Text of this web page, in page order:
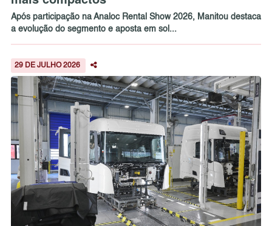
Após participação na Analoc Rental Show 2026, Manitou destaca
a evolução do segmento e aposta em sol...
29 DE JULHO 2026